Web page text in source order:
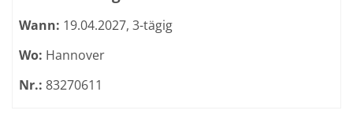
Wann: 19.04.2027, 3-tägig
Wo: Hannover
Nr.: 83270611